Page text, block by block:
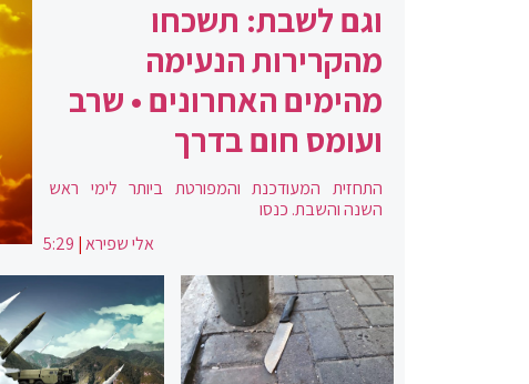
וגם לשבת: תשכחו
מהקרירות הנעימה
מהימים האחרונים • שרב
ועומס חום בדרך
התחזית המעודכנת והמפורטת ביותר לימי ראש
השנה והשבת. כנסו
אלי שפירא|
5:29